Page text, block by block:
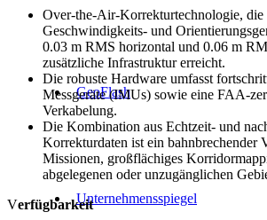
GeoFlash
Unternehmensspiegel
Over-the-Air-Korrekturtechnologie, die
Geschwindigkeits- und
0.03 m RMS horizontal und 0.06 m
zusätzliche Infrastruktur erreicht.
Die robuste Hardware umfasst
Messgeräte (IMUs) sowie eine FAA-
Verkabelung.
Die Kombination aus Echtzeit- und
Korrekturdaten ist ein bahnbrechender
Missionen, großflächiges
abgelegenen oder unzugänglichen
Verfügbarkeit